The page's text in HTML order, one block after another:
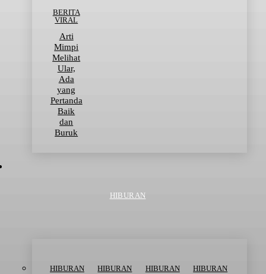
BERITA
VIRAL
Arti
Mimpi
Melihat
Ular,
Ada
yang
Pertanda
Baik
dan
Buruk
HIBURAN
HIBURAN HIBURAN HIBURAN HIBURAN